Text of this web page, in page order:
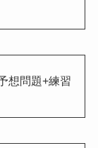
想問題+練習